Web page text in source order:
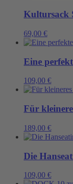
Kultursack
69,00 €
Eine
109,00 €
Für
189,00 €
Die
109,00 €